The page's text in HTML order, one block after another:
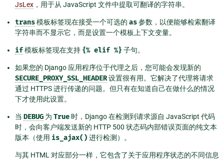
JsLex ，用于从 JavaScript 文件中提取可翻译的字符串。
trans模板标签现在接受一个可选的 as参数，以便能够检索翻译
字符串而不显示它，而是设置一个模板上下文变量。
if模板标签现在支持 {% elif %} 子句。
如果您的 Django 应用程序位于代理之后，您可能会发现新的
SECURE_PROXY_SSL_HEADER设置很有用。它解决了代理将请求
通过 HTTPS 进行传递的问题。但只有在知道自己在做什么的情况
下才使用此设置。
当 DEBUG 为 True 时，Django 在检测到请求源自 JavaScript 代码
时，会向客户端发送新的 HTTP 500 状态码内部错误页面的纯文本
版本（使用 is_ajax() 进行检测）。
与其 HTML 对应部分一样，它包含了关于应用程序状态的不同信息